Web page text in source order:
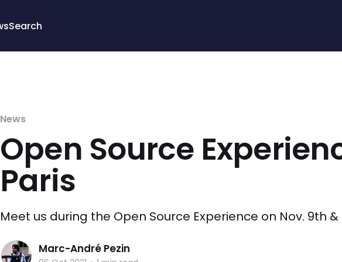
Search
News
Open Source
Paris
Meet us during the Open Source Experience on Nov. 9th &
Marc-André Pezin